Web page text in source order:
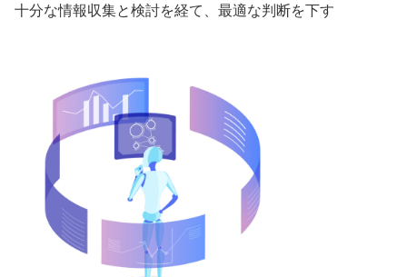
十分な情報収集と検討を経て、最適な判断を下す